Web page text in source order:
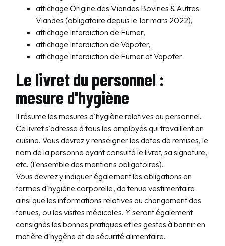
affichage Origine des Viandes Bovines & Autres
Viandes (obligatoire depuis le 1er mars 2022),
affichage Interdiction de Fumer,
affichage Interdiction de Vapoter,
affichage Interdiction de Fumer et Vapoter
Le livret du personnel :
mesure d'hygiène
Il résume les mesures d'hygiène relatives au personnel.
Ce livret s'adresse à tous les employés qui travaillent en
cuisine. Vous devrez y renseigner les dates de remises, le
nom de la personne ayant consulté le livret, sa signature,
etc. (l'ensemble des mentions obligatoires).
Vous devrez y indiquer également les obligations en
termes d'hygiène corporelle, de tenue vestimentaire
ainsi que les informations relatives au changement des
tenues, ou les visites médicales. Y seront également
consignés les bonnes pratiques et les gestes à bannir en
matière d'hygène et de sécurité alimentaire.